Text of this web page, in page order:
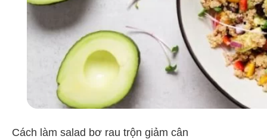
Cách làm salad bơ rau trộn giảm cân